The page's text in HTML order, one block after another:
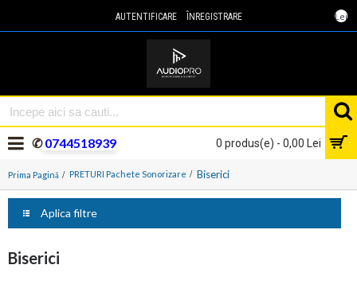
Lei
AUTENTIFICARE ÎNREGISTRARE
0 produs(e) - 0,00 Lei
✆0744518939
Prima Pagină PRETURI Pachete Sonorizare Biserici
Aplica filtre
Biserici